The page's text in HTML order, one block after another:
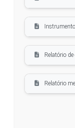
Relatório
Relatório